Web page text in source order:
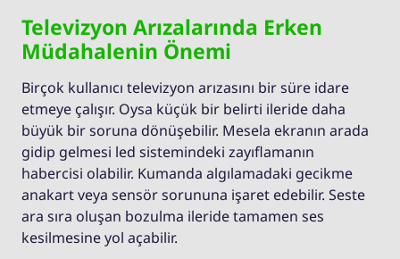
Televizyon Arızalarında Erken
Müdahalenin Önemi
Birçok kullanıcı televizyon arızasını bir süre idare
etmeye çalışır. Oysa küçük bir belirti ileride daha
büyük bir soruna dönüşebilir. Mesela ekranın arada
gidip gelmesi led sistemindeki zayıflamanın
habercisi olabilir. Kumanda algılamadaki gecikme
anakart veya sensör sorununa işaret edebilir. Seste
ara sıra oluşan bozulma ileride tamamen ses
kesilmesine yol açabilir.